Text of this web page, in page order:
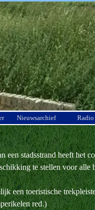
overslaan
Nieuwsarchief Radio
stadsstrand heeft het
te stellen voor alle
een toeristische
red.)